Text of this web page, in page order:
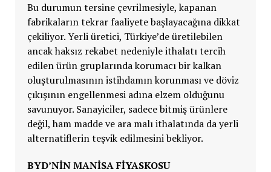
Bu durumun tersine çevrilmesiyle, kapanan
fabrikaların tekrar faaliyete başlayacağına dikkat
çekiliyor. Yerli üretici, Türkiye’de üretilebilen
ancak haksız rekabet nedeniyle ithalatı tercih
edilen ürün gruplarında korumacı bir kalkan
oluşturulmasının istihdamın korunması ve döviz
çıkışının engellenmesi adına elzem olduğunu
savunuyor. Sanayiciler, sadece bitmiş ürünlere
değil, ham madde ve ara malı ithalatında da yerli
alternatiflerin teşvik edilmesini bekliyor.
BYD’NIN MANISA FIYASKOSU